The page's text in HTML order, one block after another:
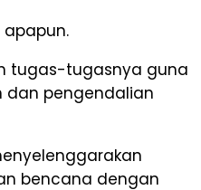
tugas-tugasnya guna
dan pengendalian
bencana dengan